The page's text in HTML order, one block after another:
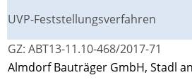
UVP-Feststellungsverfahren
GZ: ABT13-11.10-468/2017-71
Almdorf Bauträger GmbH, Stadl